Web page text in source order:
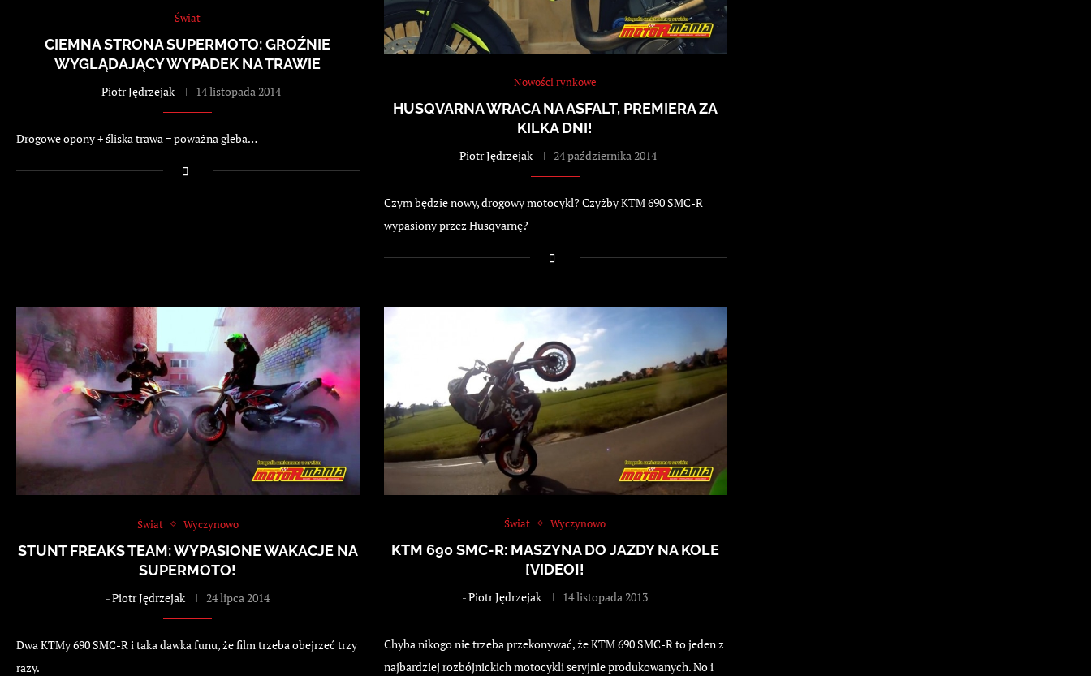
Świat
CIEMNA STRONA SUPERMOTO: GROŹNIE
WYGLĄDAJĄCY WYPADEK NA TRAWIE
-Piotr Jędrzejak 14 listopada 2014
Drogowe opony + śliska trawa = poważna gleba…
Nowości rynkowe
HUSQVARNA WRACA NA ASFALT, PREMIERA ZA
KILKA DNI!
-Piotr Jędrzejak 24 października 2014
Czym będzie nowy, drogowy motocykl? Czyżby KTM 690 SMC-R
wypasiony przez Husqvarnę?
Świat Wyczynowo
STUNT FREAKS TEAM: WYPASIONE WAKACJE NA
SUPERMOTO!
-Piotr Jędrzejak 24 lipca 2014
Dwa KTMy 690 SMC-R i taka dawka funu, że film trzeba obejrzeć trzy
razy.
Świat Wyczynowo
KTM 690 SMC-R: MASZYNA DO JAZDY NA KOLE
[VIDEO]!
-Piotr Jędrzejak 14 listopada 2013
Chyba nikogo nie trzeba przekonywać, że KTM 690 SMC-R to jeden z
najbardziej rozbójnickich motocykli seryjnie produkowanych. No i